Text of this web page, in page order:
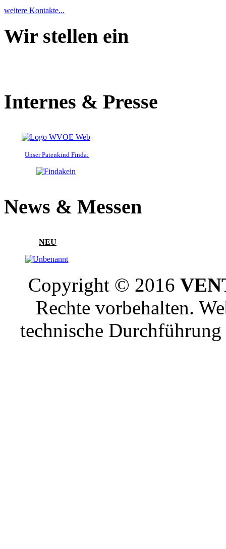
weitere Kontakte...
Wir stellen ein
Internes & Presse
Unser Patenkind Finda:
News & Messen
NEU
Copyright © 2016
Rechte vorbehalten.
technische